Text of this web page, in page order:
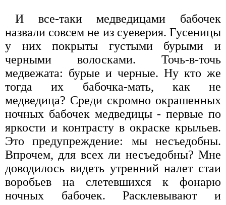
И все-таки медведицами бабочек
назвали совсем не из суеверия. Гусеницы
у них покрыты густыми бурыми и
черными волосками. Точь-в-точь
медвежата: бурые и черные. Ну кто же
тогда их бабочка-мать, как не
медведица? Среди скромно окрашенных
ночных бабочек медведицы - первые по
яркости и контрасту в окраске крыльев.
Это предупреждение: мы несъедобны.
Впрочем, для всех ли несъедобны? Мне
доводилось видеть утренний налет стаи
воробьев на слетевшихся к фонарю
ночных бабочек. Расклевывают и